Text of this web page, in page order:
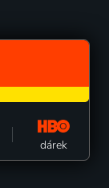
dárek